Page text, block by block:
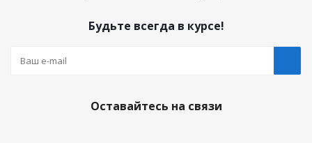
Будьте всегда в курсе!
Оставайтесь на связи